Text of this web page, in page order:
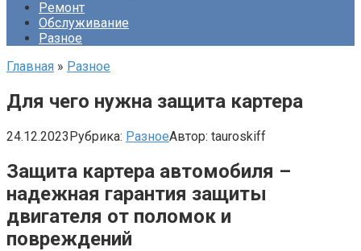
Ремонт
Обслуживание
Разное
Главная » Разное
Для чего нужна защита картера
24.12.2023Рубрика: РазноеАвтор: tauroskiff
Защита картера автомобиля –
надежная гарантия защиты
двигателя от поломок и
повреждений